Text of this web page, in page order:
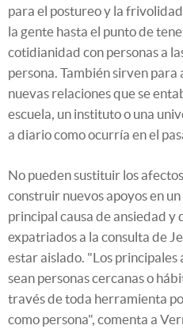
para el postureo y la
la gente hasta el punto de
cotidianidad con personas a
persona. También sirven
nuevas relaciones que se
escuela, un instituto o una
a diario como ocurría en el
No pueden sustituir los
construir nuevos apoyos en
principal causa de ansiedad y
expatriados a la consulta de
estar aislado. "Los principales
sean personas cercanas o
través de toda herramienta
como persona", comenta a